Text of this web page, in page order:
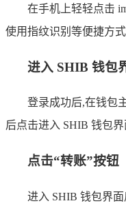
在手机上轻轻点击
使用指纹识别等便捷方
进入 SHIB 钱包
登录成功后,在钱包
后点击进入 SHIB 钱包界
点击“转账”按钮
进入 SHIB 钱包界